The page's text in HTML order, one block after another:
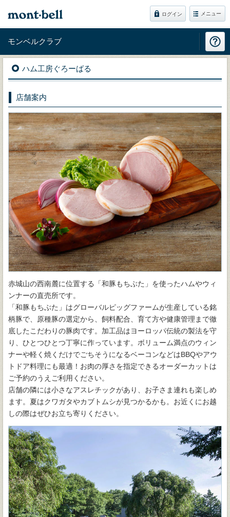
ログイン メニュー
モンベルクラブ
ハム工房ぐろーばる
店舗案内
赤城山の西南麓に位置する「和豚もちぶた」を使ったハムやウィ
ンナーの直売所です。
「和豚もちぶた」はグローバルピッグファームが生産している銘
柄豚で、原種豚の選定から、飼料配合、育て方や健康管理まで徹
底したこだわりの豚肉です。加工品はヨーロッパ伝統の製法を守
り、ひとつひとつ丁寧に作っています。ボリューム満点のウィン
ナーや軽く焼くだけでごちそうになるベーコンなどはBBQやアウ
トドア料理にも最適！お肉の厚さを指定できるオーダーカットは
ご予約のうえご利用ください。
店舗の隣には小さなアスレチックがあり、お子さま連れも楽しめ
ます。夏はクワガタやカブトムシが見つかるかも。お近くにお越
しの際はぜひお立ち寄りください。